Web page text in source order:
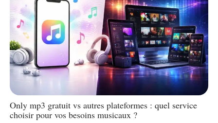
Only mp3 gratuit vs autres plateformes : quel service
choisir pour vos besoins musicaux ?